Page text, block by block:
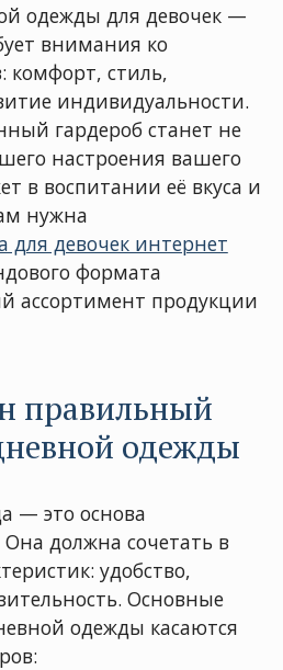
одежды для девочек —
внимания ко
комфорт, стиль,
индивидуальности.
гардероб станет не
настроения вашего
в воспитании её вкуса и
нужна
для девочек интернет
формата
ассортимент продукции
правильный
одежды
— это основа
должна сочетать в
удобство,
Основные
одежды касаются